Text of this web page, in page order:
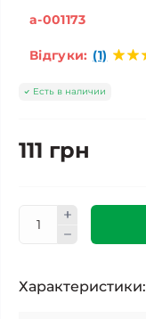
a-001173
Відгуки: (1)
Есть в наличии
111 грн
Характеристики: